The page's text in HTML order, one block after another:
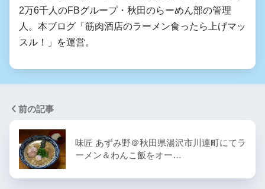
2万6千人のFBグループ・秋田のらーめん部の管理
人。本ブログ「筋肉酒店のラーメン食ったら上げマッ
スル！」を運営。
前の記事
味匠 あずみ野＠秋田県湯沢市川連町にてラ
ーメン＆わんこ飯をオー…